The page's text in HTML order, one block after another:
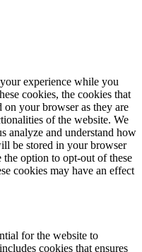
experience while you
cookies, the cookies that
on your browser as they are
of the website. We
analyze and understand how
be stored in your browser
option to opt-out of these
cookies may have an effect
for the website to
cookies that ensures